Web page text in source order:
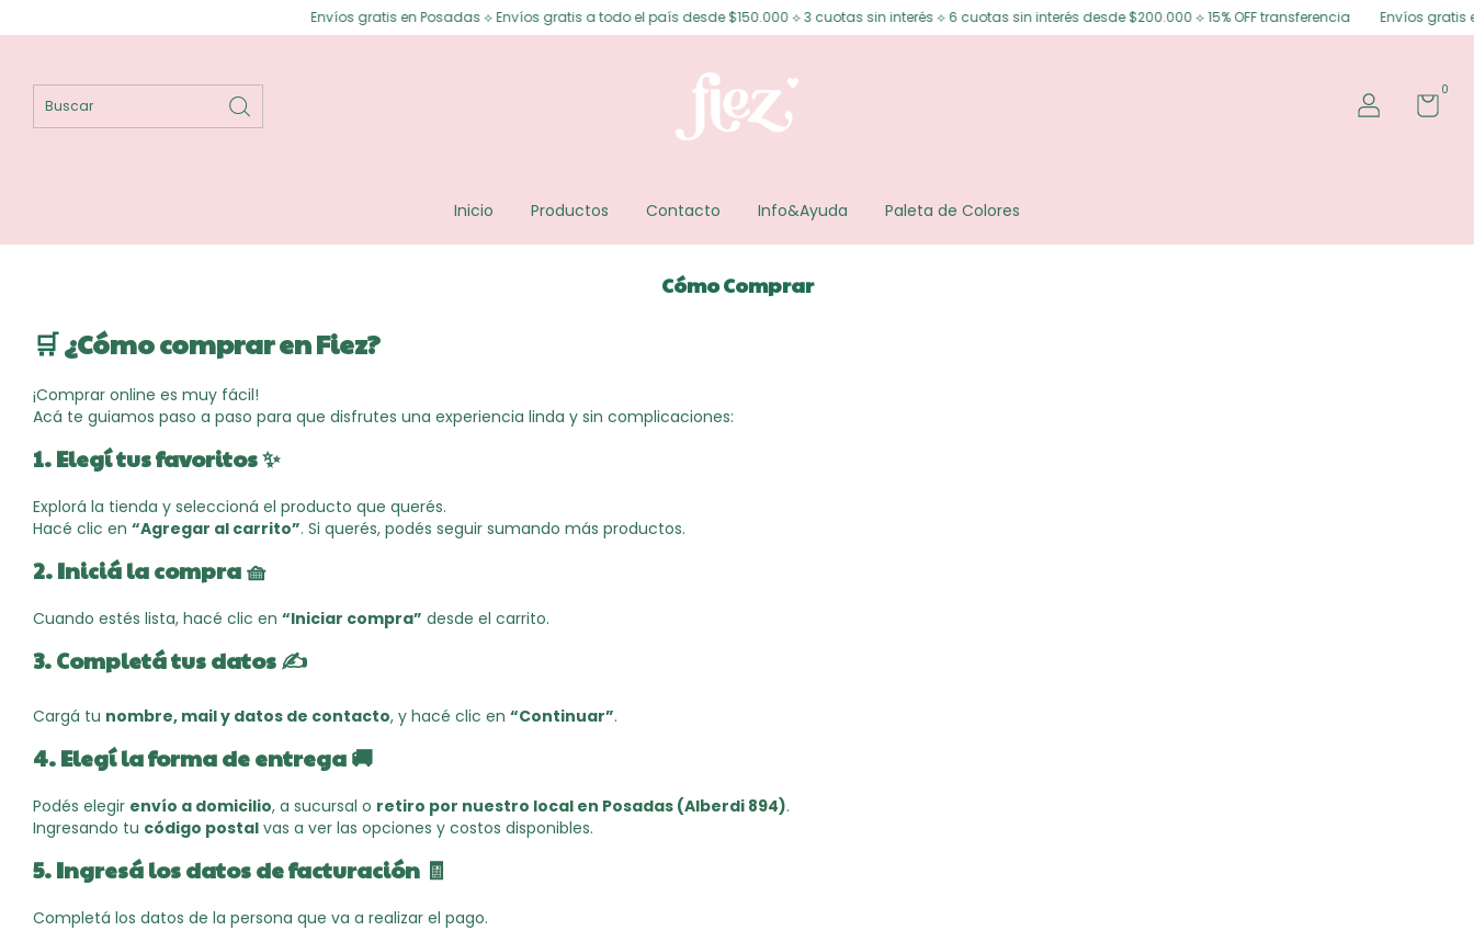
Envíos gratis en Posadas ⟡ Envíos gratis a todo el país desde $150.000 ⟡ 3 cuotas sin interés ⟡ 6 cuotas sin interés desde $200.000 ⟡ 15% OFF transferencia Envíos gratis en
0
Inicio Productos Contacto Info&Ayuda Paleta de Colores
Cómo Comprar
🛒¿Cómo comprar en Fiez?
¡Comprar online es muy fácil!
Acá te guiamos paso a paso para que disfrutes una experiencia linda y sin complicaciones:
1. Elegí tus favoritos ✨
Explorá la tienda y seleccioná el producto que querés.
Hacé clic en “Agregar al carrito”. Si querés, podés seguir sumando más productos.
2. Iniciá la compra 🧺
Cuando estés lista, hacé clic en “Iniciar compra” desde el carrito.
3. Completá tus datos ✍️
Cargá tu nombre, mail y datos de contacto, y hacé clic en “Continuar”.
4. Elegí la forma de entrega 🚚
Podés elegir envío a domicilio, a sucursal o retiro por nuestro local en Posadas (Alberdi 894).
Ingresando tu código postal vas a ver las opciones y costos disponibles.
5. Ingresá los datos de facturación 🧾
Completá los datos de la persona que va a realizar el pago.